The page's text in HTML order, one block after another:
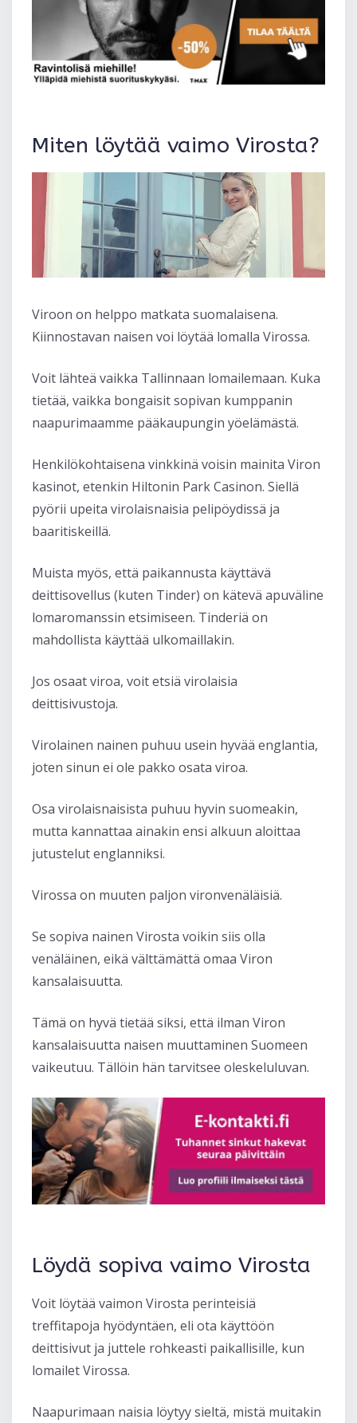
Miten löytää vaimo Virosta?
Viroon on helppo matkata suomalaisena.
Kiinnostavan naisen voi löytää lomalla Virossa.
Voit lähteä vaikka Tallinnaan lomailemaan. Kuka
tietää, vaikka bongaisit sopivan kumppanin
naapurimaamme pääkaupungin yöelämästä.
Henkilökohtaisena vinkkinä voisin mainita Viron
kasinot, etenkin Hiltonin Park Casinon. Siellä
pyörii upeita virolaisnaisia pelipöydissä ja
baaritiskeillä.
Muista myös, että paikannusta käyttävä
deittisovellus (kuten Tinder) on kätevä apuväline
lomaromanssin etsimiseen. Tinderiä on
mahdollista käyttää ulkomaillakin.
Jos osaat viroa, voit etsiä virolaisia
deittisivustoja.
Virolainen nainen puhuu usein hyvää englantia,
joten sinun ei ole pakko osata viroa.
Osa virolaisnaisista puhuu hyvin suomeakin,
mutta kannattaa ainakin ensi alkuun aloittaa
jutustelut englanniksi.
Virossa on muuten paljon vironvenäläisiä.
Se sopiva nainen Virosta voikin siis olla
venäläinen, eikä välttämättä omaa Viron
kansalaisuutta.
Tämä on hyvä tietää siksi, että ilman Viron
kansalaisuutta naisen muuttaminen Suomeen
vaikeutuu. Tällöin hän tarvitsee oleskeluluvan.
Löydä sopiva vaimo Virosta
Voit löytää vaimon Virosta perinteisiä
treffitapoja hyödyntäen, eli ota käyttöön
deittisivut ja juttele rohkeasti paikallisille, kun
lomailet Virossa.
Naapurimaan naisia löytyy sieltä, mistä muitakin